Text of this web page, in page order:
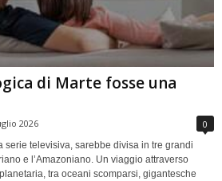
di Marte fosse una
2026 0
serie televisiva, sarebbe divisa in tre grandi
e l’Amazoniano. Un viaggio attraverso
tra oceani scomparsi, gigantesche